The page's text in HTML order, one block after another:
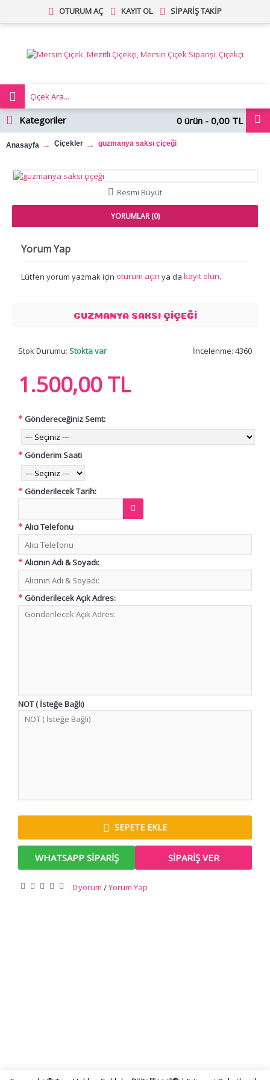
OTURUM AÇ KAYIT OL SIPARIŞ TAKIP
0 ürün - 0,00 TL
Kategoriler
Anasayfa Çiçekler guzmanya saksı çiçeği
Resmi Büyüt
YORUMLAR (0)
Yorum Yap
Lütfen yorum yazmak için oturum açın ya da kayıt olun.
GUZMANYA SAKSI ÇIÇEĞI
İncelenme: 4360
Stok Durumu: Stokta var
1.500,00 TL
Göndereceğiniz Semt:
Gönderim Saati
Gönderilecek Tarih:
Alıcı Telefonu
Alıcının Adı & Soyadı:
Gönderilecek Açık Adres:
NOT ( İsteğe Bağlı)
SEPETE EKLE
SIPARIŞ VER
WHATSAPP SIPARIŞ
0 yorum /Yorum Yap